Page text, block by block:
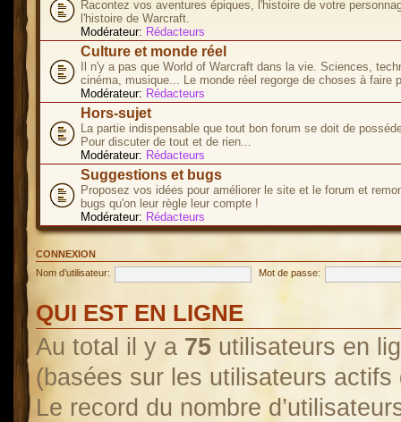
Racontez vos aventures épiques, l'histoire de votre
l'histoire de Warcraft.
Modérateur: Rédacteurs
Culture et monde réel
Il n'y a pas que World of Warcraft dans la vie. Sciences,
cinéma, musique... Le monde réel regorge de choses à faire
Modérateur: Rédacteurs
Hors-sujet
La partie indispensable que tout bon forum se doit de
Pour discuter de tout et de rien...
Modérateur: Rédacteurs
Suggestions et bugs
Proposez vos idées pour améliorer le site et le forum et
bugs qu'on leur règle leur compte !
Modérateur: Rédacteurs
CONNEXION
Nom d’utilisateur:
Mot de passe:
QUI EST EN LIGNE
Au total il y a 75 utilisateurs en
(basées sur les utilisateurs
Le record du nombre